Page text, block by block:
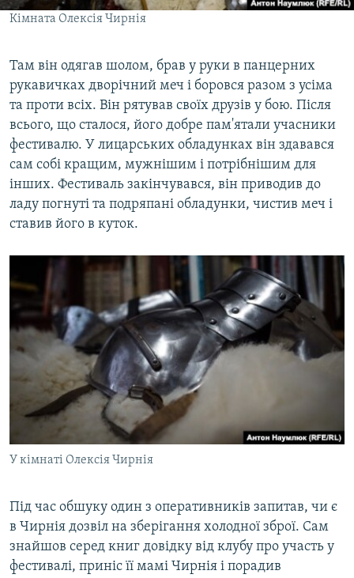
Кімната Олексія Чирнія
Там він одягав шолом, брав у руки в панцерних
рукавичках дворічний меч і боровся разом з усіма
та проти всіх. Він рятував своїх друзів у бою. Після
всього, що сталося, його добре пам'ятали учасники
фестивалю. У лицарських обладунках він здавався
сам собі кращим, мужнішим і потрібнішим для
інших. Фестиваль закінчувався, він приводив до
ладу погнуті та подряпані обладунки, чистив меч і
ставив його в куток.
У кімнаті Олексія Чирнія
Під час обшуку один з оперативників запитав, чи є
в Чирнія дозвіл на зберігання холодної зброї. Сам
знайшов серед книг довідку від клубу про участь у
фестивалі, приніс її мамі Чирнія і порадив